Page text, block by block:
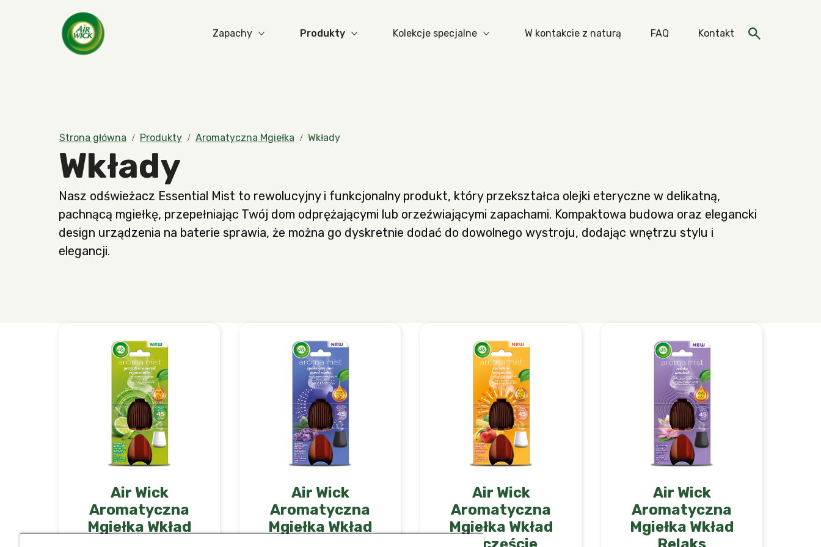
Zapachy
Więcej Zapachy
Produkty
Więcej Produkty
Kolekcje specjalne
Więcej Kolekcje specjalne
W kontakcie z naturą FAQ Kontakt
Strona główna Produkty Aromatyczna Mgiełka​ Wkłady
Wkłady
Nasz odświeżacz Essential Mist to rewolucyjny i funkcjonalny produkt, który przekształca olejki eteryczne w delikatną,
pachnącą mgiełkę, przepełniając Twój dom odprężającymi lub orzeźwiającymi zapachami. Kompaktowa budowa oraz elegancki
design urządzenia na baterie sprawia, że można go dyskretnie dodać do dowolnego wystroju, dodając wnętrzu stylu i
elegancji.
Air Wick
Aromatyczna
Mgiełka Wkład
Air Wick
Aromatyczna
Mgiełka Wkład
Air Wick
Aromatyczna
Mgiełka Wkład
Air Wick
Aromatyczna
Mgiełka Wkład